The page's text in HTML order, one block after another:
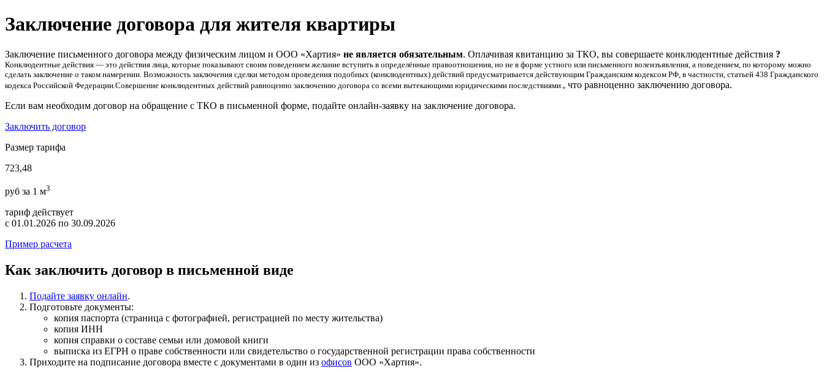
Заключение договора для жителя квартиры
Заключение письменного договора между физическим лицом и ООО «Хартия» не является обязательным. Оплачивая квитанцию за ТКО, вы совершаете конклюдентные действия ?
Конклюдентные действия — это действия лица, которые показывают своим поведением желание вступить в определённые правоотношения, но не в форме устного или письменного волеизъявления, а поведением, по которому можно
сделать заключение о таком намерении. Возможность заключения сделки методом проведения подобных (конклюдентных) действий предусматривается действующим Гражданским кодексом РФ, в частности, статьей 438 Гражданского
кодекса Российской Федерации.Совершение конклюдентных действий равноценно заключению договора со всеми вытекающими юридическими последствиями. , что равноценно заключению договора.
Если вам необходим договор на обращение с ТКО в письменной форме, подайте онлайн-заявку на заключение договора.
Заключить договор
Размер тарифа
723,48
руб за 1 м3
тариф действует
c 01.01.2026 по 30.09.2026
Пример расчета
Как заключить договор в письменной виде
Подайте заявку онлайн.
Подготовьте документы:
копия паспорта (страница с фотографией, регистрацией по месту жительства)
копия ИНН
копия справки о составе семьи или домовой книги
выписка из ЕГРН о праве собственности или свидетельство о государственной регистрации права собственности
Приходите на подписание договора вместе с документами в один из офисов ООО «Хартия».